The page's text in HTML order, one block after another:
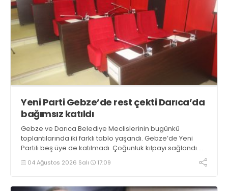
Yeni Parti Gebze’de rest çekti Darıca’da
bağımsız katıldı
Gebze ve Darıca Belediye Meclislerinin bugünkü
toplantılarında iki farklı tablo yaşandı. Gebze’de Yeni
Partili beş üye de katılmadı. Çoğunluk kılpayı sağlandı.
Darıca’da ise Yeni Partililer bağımsız katıldı. Tepki
gerekçesi ilden açıklanacak
04 Ağustos 2026 Salı 17:09